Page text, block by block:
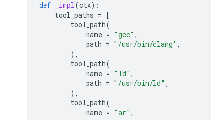
def _impl(ctx):
tool_paths = [
tool_path(
name = "gcc" ,
path = "/usr/bin/clang" ,
),
tool_path(
name = "ld" ,
path = "/usr/bin/ld" ,
),
tool_path(
name = "ar" ,